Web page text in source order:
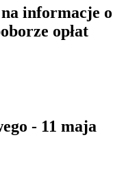
informacje o
opłat
- 11 maja